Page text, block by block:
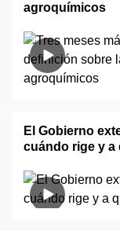
agroquímicos
El Gobierno
cuándo rige y a